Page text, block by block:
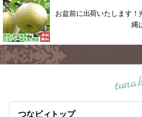
お盆前に出荷いたします！
縄
つなビィトップ